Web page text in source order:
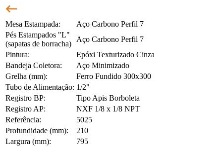
keyboard_backspace
Mesa Estampada:
Aço Carbono Perfil 7
Pés Estampados "L"
(sapatas de borracha)
Aço Carbono Perfil 7
Pintura:
Epóxi Texturizado Cinza
Bandeja Coletora:
Aço Minimizado
Grelha (mm):
Ferro Fundido 300x300
Tubo de Alimentação: 1/2"
Registro BP:
Tipo Apis Borboleta
Registro AP:
NXF 1/8 x 1/8 NPT
Referência:
5025
Profundidade (mm):
210
Largura (mm):
795